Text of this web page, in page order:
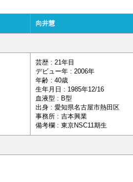
向井慧
芸歴 : 21年目
デビュー年 : 2006年
年齢 : 40歳
生年月日 : 1985年12/16
血液型 : B型
出身 : 愛知県名古屋市熱田区
事務所 : 吉本興業
備考欄 : 東京NSC11期生